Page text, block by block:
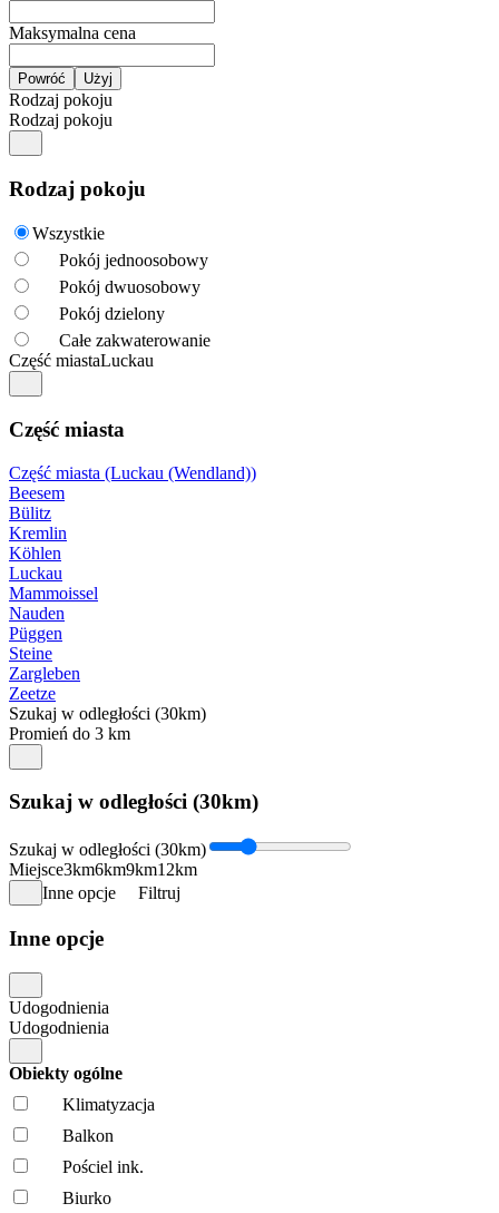
Maksymalna cena
Rodzaj pokoju
Rodzaj pokoju
Rodzaj pokoju
Wszystkie
Pokój jednoosobowy
Pokój dwuosobowy
Pokój dzielony
Całe zakwaterowanie
Część miastaLuckau
Część miasta
Część miasta (Luckau (Wendland))
Beesem
Bülitz
Kremlin
Köhlen
Luckau
Mammoissel
Nauden
Püggen
Steine
Zargleben
Zeetze
Szukaj w odległości (30km)
Promień do 3 km
Szukaj w odległości (30km)
Szukaj w odległości (30km)
Miejsce3km6km9km12km
Inne opcje
Filtruj
Inne opcje
Udogodnienia
Udogodnienia
Obiekty ogólne
Klimatyzacja
Balkon
Pościel ink.
Biurko